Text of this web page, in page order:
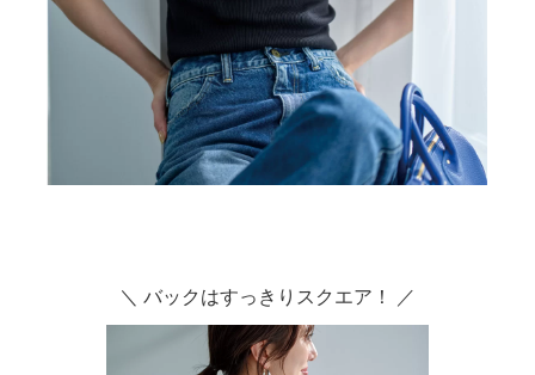
＼ バックはすっきりスクエア！ ／